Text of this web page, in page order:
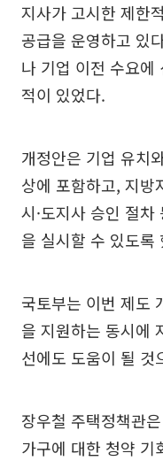
지사가 고시한 제한
공급을 운영하고 있
나 기업 이전 수요에
적이 있었다.
개정안은 기업 유치
상에 포함하고, 지방
시·도지사 승인 절
을 실시할 수 있도록
국토부는 이번 제도
을 지원하는 동시에
선에도 도움이 될 것
장우철 주택정책관
가구에 대한 청약 기